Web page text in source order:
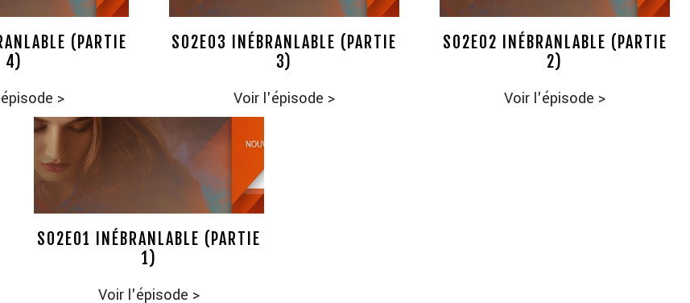
(PARTIE
4)
>
S02E03 INÉBRANLABLE (PARTIE
3)
Voir l'épisode >
S02E02 INÉBRANLABLE (PARTIE
2)
Voir l'épisode >
S02E01 INÉBRANLABLE (PARTIE
1)
Voir l'épisode >